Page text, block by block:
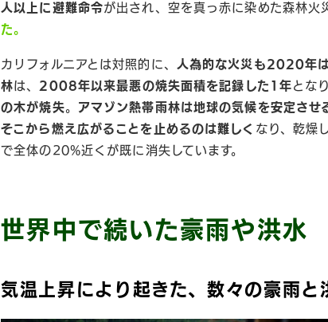
人以上に避難命令が出され、空を真っ赤に染めた森林火
た。
カリフォルニアとは対照的に、 人為的な火災も2020年
林は、 2008年以来最悪の焼失面積を記録した1年 となり
の木が焼失。 アマゾン熱帯雨林は地球の気候を安定させ
そこから燃え広がることを止めるのは難しく なり、乾燥
で全体の20%近くが既に消失しています。
世界中で続いた豪雨や洪水
気温上昇により起きた、数々の豪雨と